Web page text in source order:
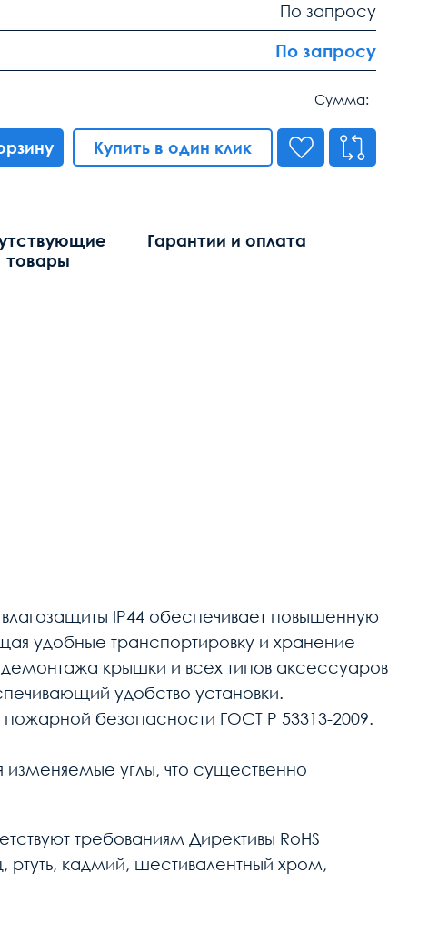
По запросу
По запросу
Сумма:
Купить в один клик
товары
Гарантии и оплата
IP44 обеспечивает повышенную
удобные транспортировку и хранение
крышки и всех типов аксессуаров
удобство установки.
безопасности ГОСТ Р 53313-2009.
углы, что существенно
требованиям Директивы RoHS
ртуть, кадмий, шестивалентный хром,